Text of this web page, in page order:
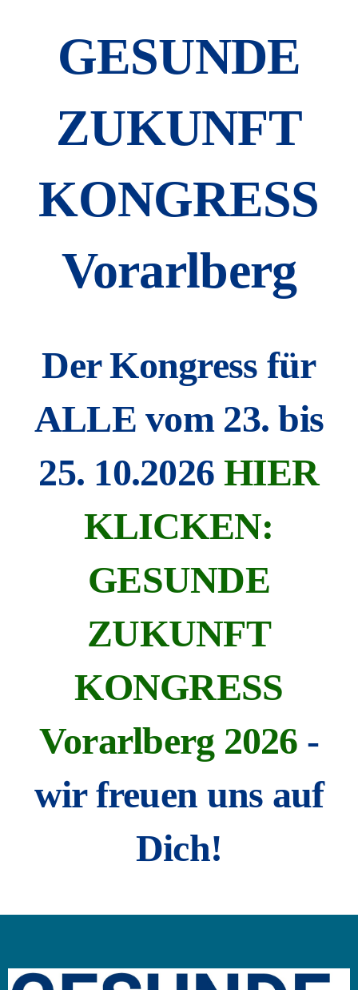
GESUNDE
ZUKUNFT
KONGRESS
Vorarlberg
Der Kongress für
ALLE vom 23. bis
25. 10.2026 HIER
KLICKEN:
GESUNDE
ZUKUNFT
KONGRESS
Vorarlberg 2026 -
wir freuen uns auf
Dich!